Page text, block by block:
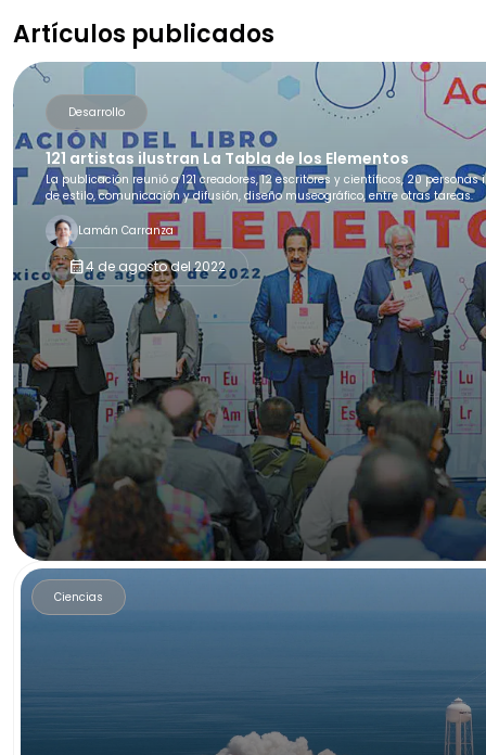
Artículos publicados
Desarrollo
121 artistas ilustran La Tabla de los Elementos
La publicación reunió a 121 creadores, 12 escritores y científicos, 20
de estilo, comunicación y difusión, diseño museográfico, entre otras tareas.
Lamán Carranza
calendar_month4 de agosto del 2022
Ciencias